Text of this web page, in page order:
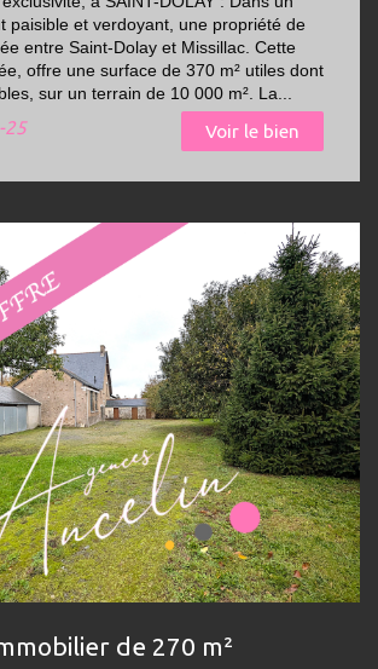
paisible et verdoyant, une propriété de
entre Saint-Dolay et Missillac. Cette
offre une surface de 370 m² utiles dont
sur un terrain de 10 000 m². La...
25 Voir le bien
de 270 m²